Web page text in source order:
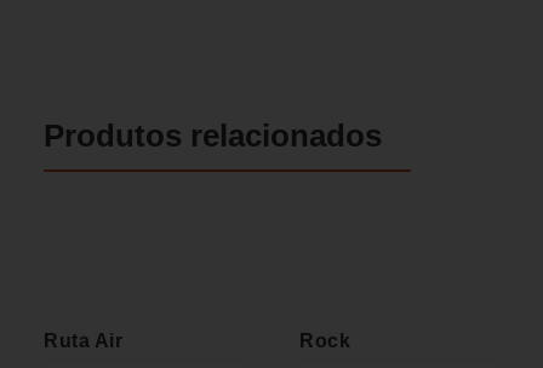
Produtos relacionados
Ruta Air Rock